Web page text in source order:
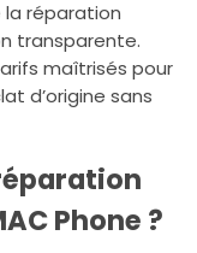
la réparation
transparente.
maîtrisés pour
d’origine sans
Phone ?